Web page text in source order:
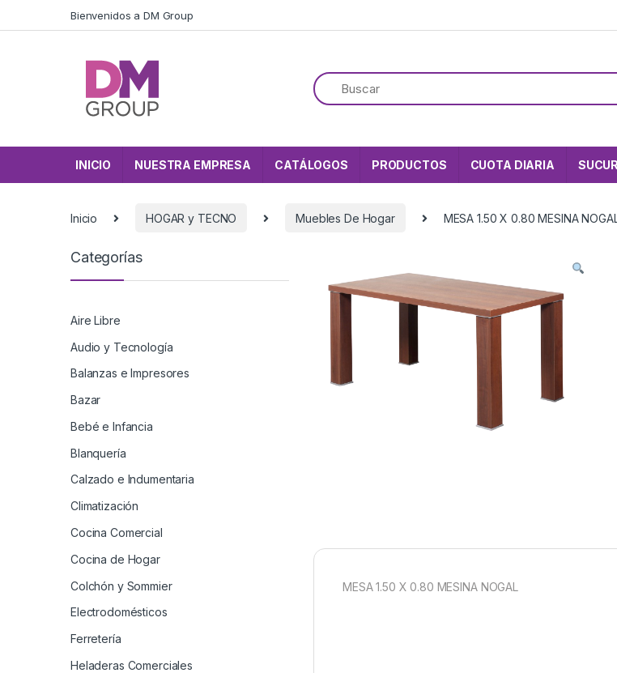
Bienvenidos a DM Group
INICIO NUESTRA EMPRESA CATÁLOGOS PRODUCTOS CUOTA DIARIA
Inicio HOGAR y TECNO Muebles De Hogar MESA 1.50 X 0.80 MESINA
MESA 1.50 X 0.80 MESINA NOGAL
Categorías
Aire Libre
Audio y Tecnología
Balanzas e Impresores
Bazar
Bebé e Infancia
Blanquería
Calzado e Indumentaria
Climatización
Cocina Comercial
Cocina de Hogar
Colchón y Sommier
Electrodomésticos
Ferretería
Heladeras Comerciales